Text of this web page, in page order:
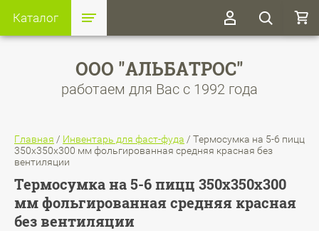
Каталог
ООО "АЛЬБАТРОС"
работаем для Вас с 1992 года
Главная / Инвентарь для фаст-фуда / Термосумка на 5-6 пицц
350х350х300 мм фольгированная средняя красная без
вентиляции
Термосумка на 5-6 пицц 350х350х300
мм фольгированная средняя красная
без вентиляции